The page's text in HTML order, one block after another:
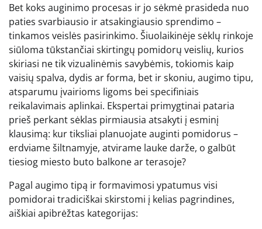
Bet koks auginimo procesas ir jo sėkmė prasideda nuo
paties svarbiausio ir atsakingiausio sprendimo –
tinkamos veislės pasirinkimo. Šiuolaikinėje sėklų rinkoje
siūloma tūkstančiai skirtingų pomidorų veislių, kurios
skiriasi ne tik vizualinėmis savybėmis, tokiomis kaip
vaisių spalva, dydis ar forma, bet ir skoniu, augimo tipu,
atsparumu įvairioms ligoms bei specifiniais
reikalavimais aplinkai. Ekspertai primygtinai pataria
prieš perkant sėklas pirmiausia atsakyti į esminį
klausimą: kur tiksliai planuojate auginti pomidorus –
erdviame šiltnamyje, atvirame lauke darže, o galbūt
tiesiog miesto buto balkone ar terasoje?
Pagal augimo tipą ir formavimosi ypatumus visi
pomidorai tradiciškai skirstomi į kelias pagrindines,
aiškiai apibrėžtas kategorijas: